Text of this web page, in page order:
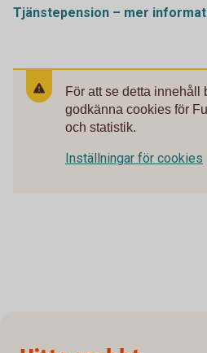
Tjänstepension – mer
För att se detta innehåll
godkänna cookies för
och statistik.
Inställningar för cookies